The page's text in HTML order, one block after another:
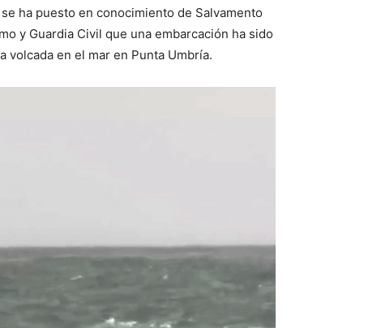
ha puesto en conocimiento de Salvamento
y Guardia Civil que una embarcación ha sido
volcada en el mar en Punta Umbría.